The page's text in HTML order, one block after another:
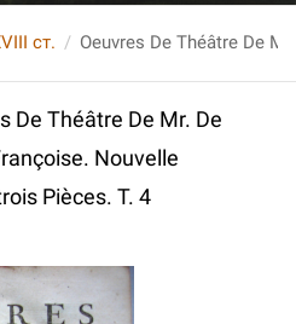
ст.
De Théâtre De Mr. De
Nouvelle
Pièces. T. 4